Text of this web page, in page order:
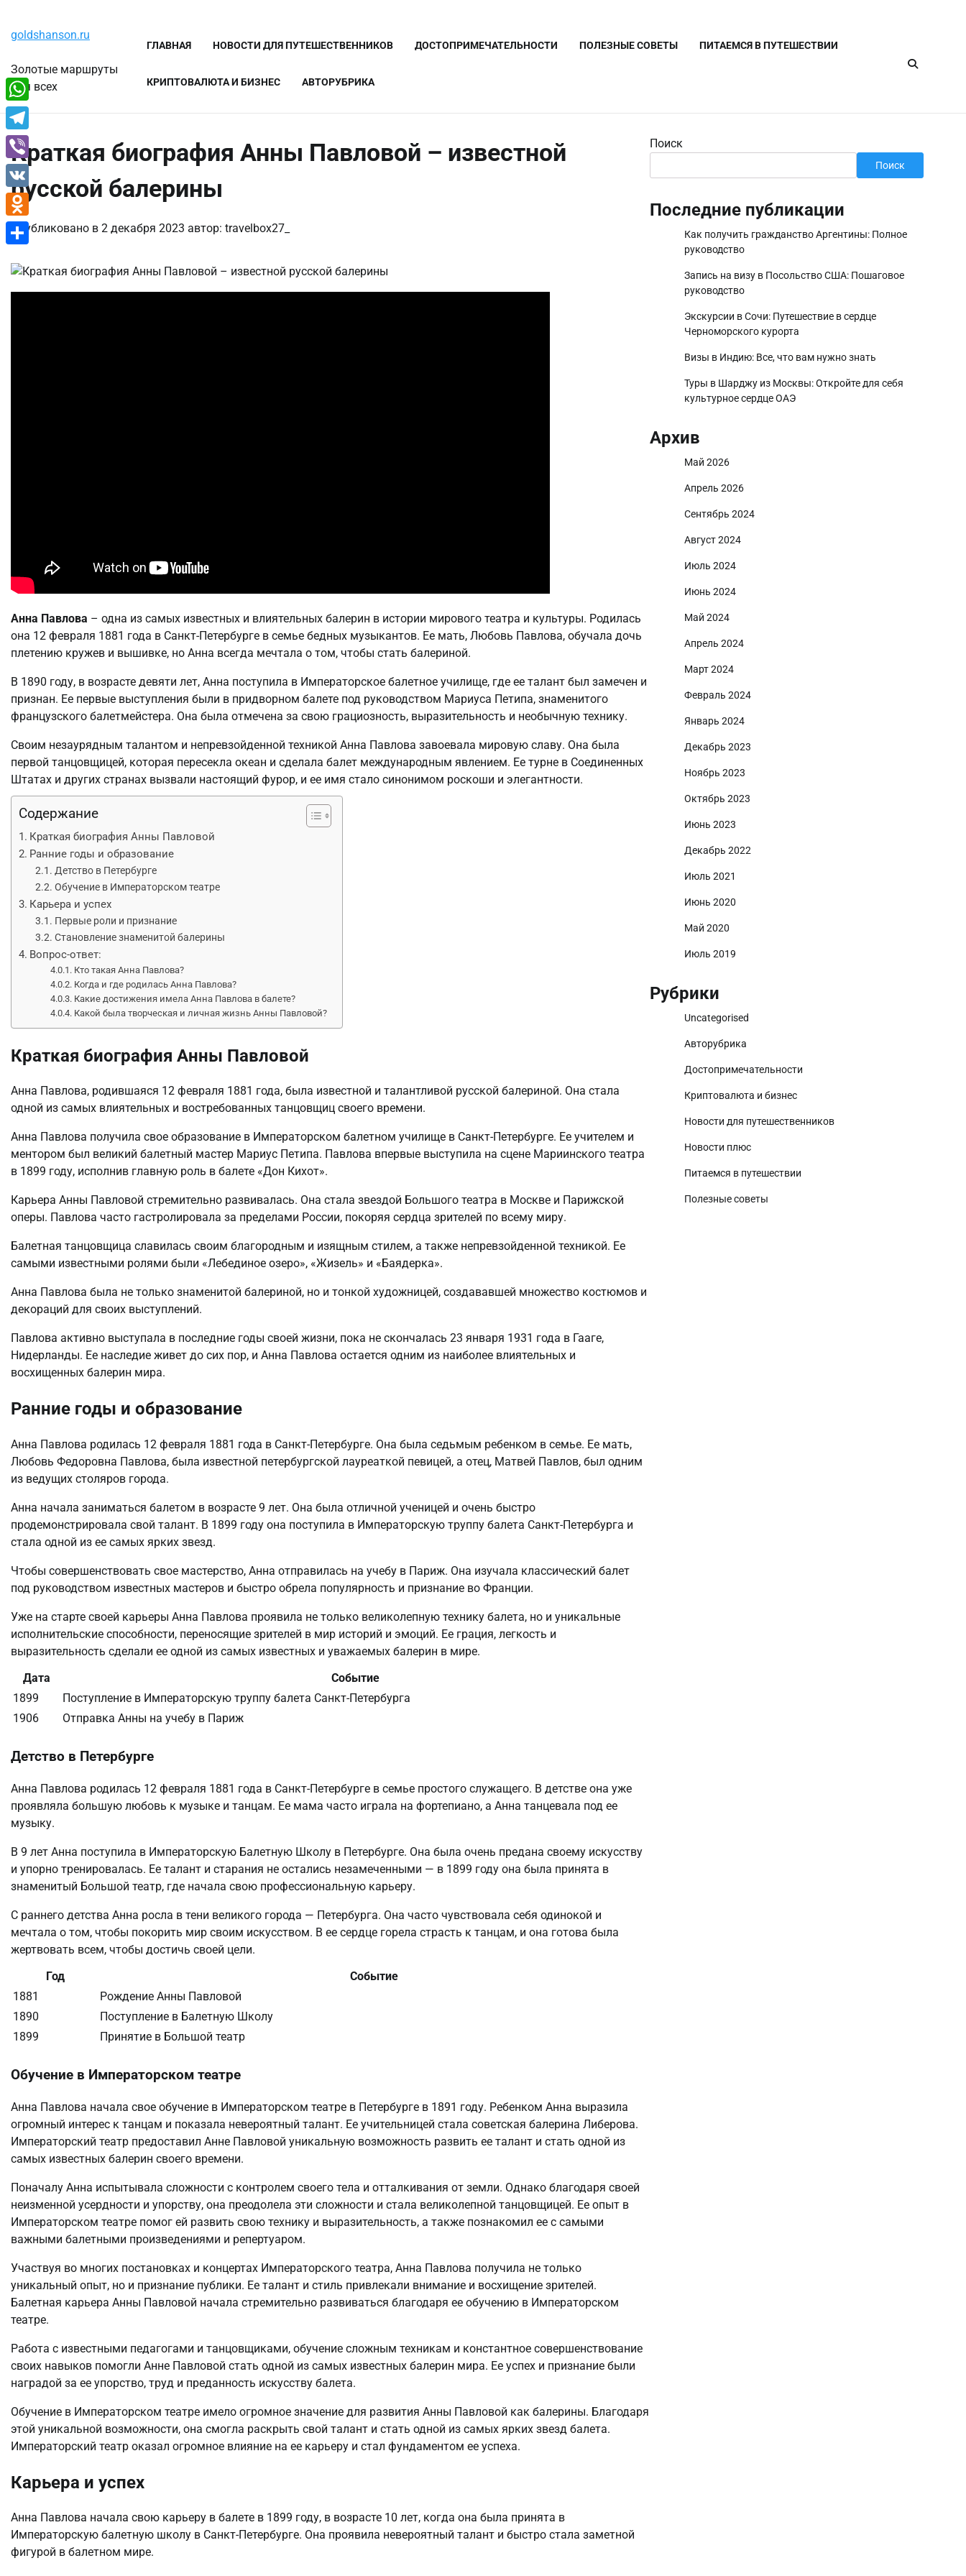
содержимому
goldshanson.ru
Золотые маршруты
для всех
ГЛАВНАЯ НОВОСТИ ДЛЯ ПУТЕШЕСТВЕННИКОВ ДОСТОПРИМЕЧАТЕЛЬНОСТИ ПОЛЕЗНЫЕ СОВЕТЫ ПИТАЕМСЯ В ПУТЕШЕСТВИИ
КРИПТОВАЛЮТА И БИЗНЕС АВТОРУБРИКА
Краткая биография Анны Павловой – известной
русской балерины
Опубликовано в 2 декабря 2023 автор: travelbox27_
Анна Павлова – одна из самых известных и влиятельных балерин в истории мирового театра и культуры. Родилась
она 12 февраля 1881 года в Санкт-Петербурге в семье бедных музыкантов. Ее мать, Любовь Павлова, обучала дочь
плетению кружев и вышивке, но Анна всегда мечтала о том, чтобы стать балериной.
В 1890 году, в возрасте девяти лет, Анна поступила в Императорское балетное училище, где ее талант был замечен и
признан. Ее первые выступления были в придворном балете под руководством Мариуса Петипа, знаменитого
французского балетмейстера. Она была отмечена за свою грациозность, выразительность и необычную технику.
Своим незаурядным талантом и непревзойденной техникой Анна Павлова завоевала мировую славу. Она была
первой танцовщицей, которая пересекла океан и сделала балет международным явлением. Ее турне в Соединенных
Штатах и других странах вызвали настоящий фурор, и ее имя стало синонимом роскоши и элегантности.
Содержание
Краткая биография Анны Павловой
Ранние годы и образование
Детство в Петербурге
Обучение в Императорском театре
Карьера и успех
Первые роли и признание
Становление знаменитой балерины
Вопрос-ответ:
Кто такая Анна Павлова?
Когда и где родилась Анна Павлова?
Какие достижения имела Анна Павлова в балете?
Какой была творческая и личная жизнь Анны Павловой?
Краткая биография Анны Павловой
Анна Павлова, родившаяся 12 февраля 1881 года, была известной и талантливой русской балериной. Она стала
одной из самых влиятельных и востребованных танцовщиц своего времени.
Анна Павлова получила свое образование в Императорском балетном училище в Санкт-Петербурге. Ее учителем и
ментором был великий балетный мастер Мариус Петипа. Павлова впервые выступила на сцене Мариинского театра
в 1899 году, исполнив главную роль в балете «Дон Кихот».
Карьера Анны Павловой стремительно развивалась. Она стала звездой Большого театра в Москве и Парижской
оперы. Павлова часто гастролировала за пределами России, покоряя сердца зрителей по всему миру.
Балетная танцовщица славилась своим благородным и изящным стилем, а также непревзойденной техникой. Ее
самыми известными ролями были «Лебединое озеро», «Жизель» и «Баядерка».
Анна Павлова была не только знаменитой балериной, но и тонкой художницей, создававшей множество костюмов и
декораций для своих выступлений.
Павлова активно выступала в последние годы своей жизни, пока не скончалась 23 января 1931 года в Гааге,
Нидерланды. Ее наследие живет до сих пор, и Анна Павлова остается одним из наиболее влиятельных и
восхищенных балерин мира.
Ранние годы и образование
Анна Павлова родилась 12 февраля 1881 года в Санкт-Петербурге. Она была седьмым ребенком в семье. Ее мать,
Любовь Федоровна Павлова, была известной петербургской лауреаткой певицей, а отец, Матвей Павлов, был одним
из ведущих столяров города.
Анна начала заниматься балетом в возрасте 9 лет. Она была отличной ученицей и очень быстро
продемонстрировала свой талант. В 1899 году она поступила в Императорскую труппу балета Санкт-Петербурга и
стала одной из ее самых ярких звезд.
Чтобы совершенствовать свое мастерство, Анна отправилась на учебу в Париж. Она изучала классический балет
под руководством известных мастеров и быстро обрела популярность и признание во Франции.
Уже на старте своей карьеры Анна Павлова проявила не только великолепную технику балета, но и уникальные
исполнительские способности, переносящие зрителей в мир историй и эмоций. Ее грация, легкость и
выразительность сделали ее одной из самых известных и уважаемых балерин в мире.
Дата
Событие
1899
Поступление в Императорскую труппу балета Санкт-Петербурга
1906
Отправка Анны на учебу в Париж
Детство в Петербурге
Анна Павлова родилась 12 февраля 1881 года в Санкт-Петербурге в семье простого служащего. В детстве она уже
проявляла большую любовь к музыке и танцам. Ее мама часто играла на фортепиано, а Анна танцевала под ее
музыку.
В 9 лет Анна поступила в Императорскую Балетную Школу в Петербурге. Она была очень предана своему искусству
и упорно тренировалась. Ее талант и старания не остались незамеченными — в 1899 году она была принята в
знаменитый Большой театр, где начала свою профессиональную карьеру.
С раннего детства Анна росла в тени великого города — Петербурга. Она часто чувствовала себя одинокой и
мечтала о том, чтобы покорить мир своим искусством. В ее сердце горела страсть к танцам, и она готова была
жертвовать всем, чтобы достичь своей цели.
Год
Событие
1881
Рождение Анны Павловой
1890
Поступление в Балетную Школу
1899
Принятие в Большой театр
Обучение в Императорском театре
Анна Павлова начала свое обучение в Императорском театре в Петербурге в 1891 году. Ребенком Анна выразила
огромный интерес к танцам и показала невероятный талант. Ее учительницей стала советская балерина Либерова.
Императорский театр предоставил Анне Павловой уникальную возможность развить ее талант и стать одной из
самых известных балерин своего времени.
Поначалу Анна испытывала сложности с контролем своего тела и отталкивания от земли. Однако благодаря своей
неизменной усердности и упорству, она преодолела эти сложности и стала великолепной танцовщицей. Ее опыт в
Императорском театре помог ей развить свою технику и выразительность, а также познакомил ее с самыми
важными балетными произведениями и репертуаром.
Участвуя во многих постановках и концертах Императорского театра, Анна Павлова получила не только
уникальный опыт, но и признание публики. Ее талант и стиль привлекали внимание и восхищение зрителей.
Балетная карьера Анны Павловой начала стремительно развиваться благодаря ее обучению в Императорском
театре.
Работа с известными педагогами и танцовщиками, обучение сложным техникам и константное совершенствование
своих навыков помогли Анне Павловой стать одной из самых известных балерин мира. Ее успех и признание были
наградой за ее упорство, труд и преданность искусству балета.
Обучение в Императорском театре имело огромное значение для развития Анны Павловой как балерины. Благодаря
этой уникальной возможности, она смогла раскрыть свой талант и стать одной из самых ярких звезд балета.
Императорский театр оказал огромное влияние на ее карьеру и стал фундаментом ее успеха.
Карьера и успех
Анна Павлова начала свою карьеру в балете в 1899 году, в возрасте 10 лет, когда она была принята в
Императорскую балетную школу в Санкт-Петербурге. Она проявила невероятный талант и быстро стала заметной
фигурой в балетном мире.
Поиск
Поиск
Последние публикации
Как получить гражданство Аргентины: Полное
руководство
Запись на визу в Посольство США: Пошаговое
руководство
Экскурсии в Сочи: Путешествие в сердце
Черноморского курорта
Визы в Индию: Все, что вам нужно знать
Туры в Шарджу из Москвы: Откройте для себя
культурное сердце ОАЭ
Архив
Май 2026
Апрель 2026
Сентябрь 2024
Август 2024
Июль 2024
Июнь 2024
Май 2024
Апрель 2024
Март 2024
Февраль 2024
Январь 2024
Декабрь 2023
Ноябрь 2023
Октябрь 2023
Июнь 2023
Декабрь 2022
Июль 2021
Июнь 2020
Май 2020
Июль 2019
Рубрики
Uncategorised
Авторубрика
Достопримечательности
Криптовалюта и бизнес
Новости для путешественников
Новости плюс
Питаемся в путешествии
Полезные советы
WhatsApp
Telegram
Viber
VK
Odnoklassniki